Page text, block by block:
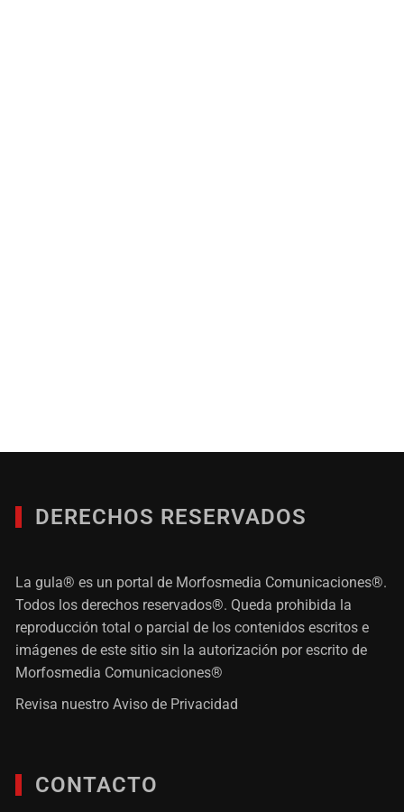
DERECHOS RESERVADOS
La gula® es un portal de Morfosmedia Comunicaciones®.
Todos los derechos reservados®. Queda prohibida la
reproducción total o parcial de los contenidos escritos e
imágenes de este sitio sin la autorización por escrito de
Morfosmedia Comunicaciones®
Revisa nuestroAviso de Privacidad
CONTACTO